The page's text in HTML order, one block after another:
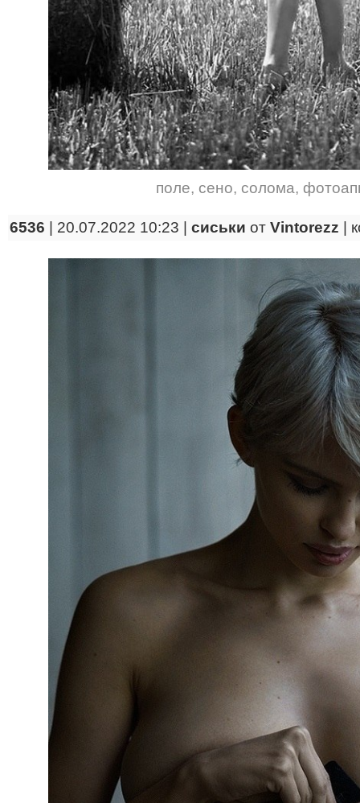
поле, сено, солома,
6536 | 20.07.2022 10:23 | сиськи от Vintorezz